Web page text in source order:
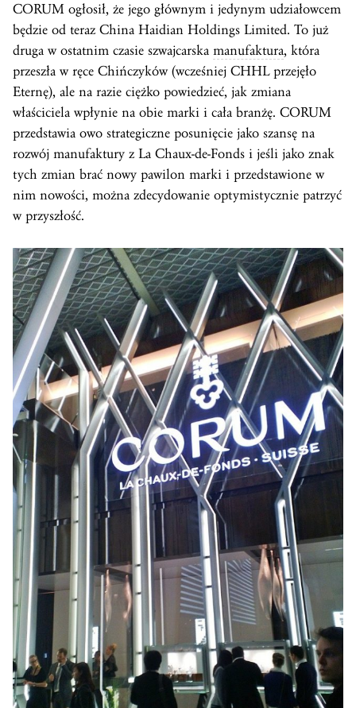
CORUM ogłosił, że jego głównym i jedynym udziałowcem
będzie od teraz China Haidian Holdings Limited. To już
druga w ostatnim czasie szwajcarska manufaktura, która
przeszła w ręce Chińczyków (wcześniej CHHL przejęło
Eternę), ale na razie ciężko powiedzieć, jak zmiana
właściciela wpłynie na obie marki i cała branżę. CORUM
przedstawia owo strategiczne posunięcie jako szansę na
rozwój manufaktury z La Chaux-de-Fonds i jeśli jako znak
tych zmian brać nowy pawilon marki i przedstawione w
nim nowości, można zdecydowanie optymistycznie patrzyć
w przyszłość.